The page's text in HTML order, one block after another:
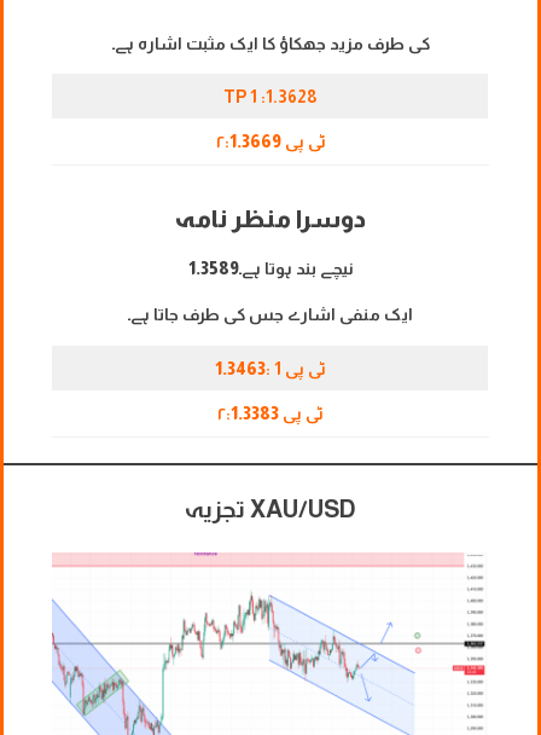
کی طرف مزید جھکاؤ کا ایک مثبت اشارہ ہے۔
TP 1 :1.3628
ٹی پی ۲:1.3669
دوسرا منظر نامہ
نیچے بند ہوتا ہے۔1.3589
ایک منفی اشارے جس کی طرف جاتا ہے۔
ٹی پی 1 : 1.3463
ٹی پی ۲: 1.3383
XAU/USD تجزیہ